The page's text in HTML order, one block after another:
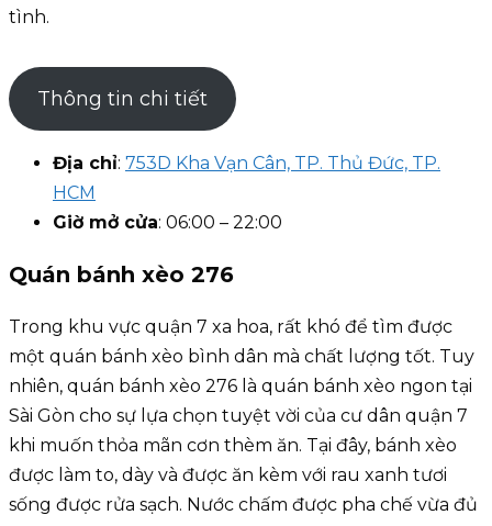
tình.
Thông tin chi tiết
Địa chỉ: 753D Kha Vạn Cân, TP. Thủ Đức, TP.
HCM
Giờ mở cửa: 06:00 – 22:00
Quán bánh xèo 276
Trong khu vực quận 7 xa hoa, rất khó để tìm được
một quán bánh xèo bình dân mà chất lượng tốt. Tuy
nhiên, quán bánh xèo 276 là quán bánh xèo ngon tại
Sài Gòn cho sự lựa chọn tuyệt vời của cư dân quận 7
khi muốn thỏa mãn cơn thèm ăn. Tại đây, bánh xèo
được làm to, dày và được ăn kèm với rau xanh tươi
sống được rửa sạch. Nước chấm được pha chế vừa đủ